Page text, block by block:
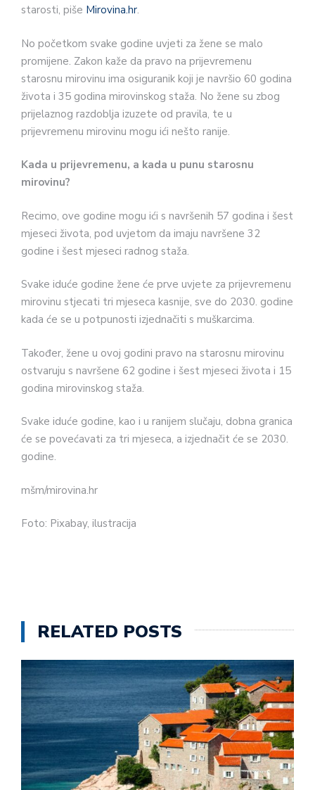
starosti, piše Mirovina.hr.
No početkom svake godine uvjeti za žene se malo
promijene. Zakon kaže da pravo na prijevremenu
starosnu mirovinu ima osiguranik koji je navršio 60 godina
života i 35 godina mirovinskog staža. No žene su zbog
prijelaznog razdoblja izuzete od pravila, te u
prijevremenu mirovinu mogu ići nešto ranije.
Kada u prijevremenu, a kada u punu starosnu
mirovinu?
Recimo, ove godine mogu ići s navršenih 57 godina i šest
mjeseci života, pod uvjetom da imaju navršene 32
godine i šest mjeseci radnog staža.
Svake iduće godine žene će prve uvjete za prijevremenu
mirovinu stjecati tri mjeseca kasnije, sve do 2030. godine
kada će se u potpunosti izjednačiti s muškarcima.
Također, žene u ovoj godini pravo na starosnu mirovinu
ostvaruju s navršene 62 godine i šest mjeseci života i 15
godina mirovinskog staža.
Svake iduće godine, kao i u ranijem slučaju, dobna granica
će se povećavati za tri mjeseca, a izjednačit će se 2030.
godine.
mšm/mirovina.hr
Foto: Pixabay, ilustracija
RELATED POSTS